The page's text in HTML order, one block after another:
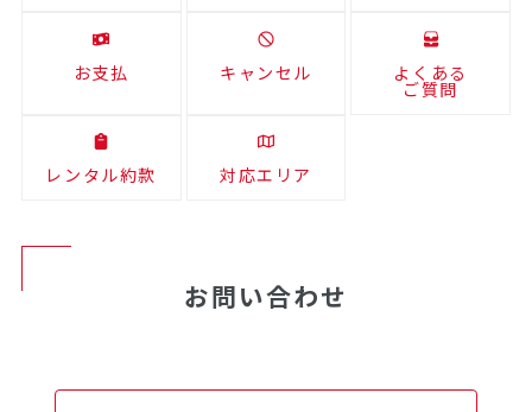
お支払 キャンセル よくある
ご質問
レンタル約款 対応エリア
お問い合わせ